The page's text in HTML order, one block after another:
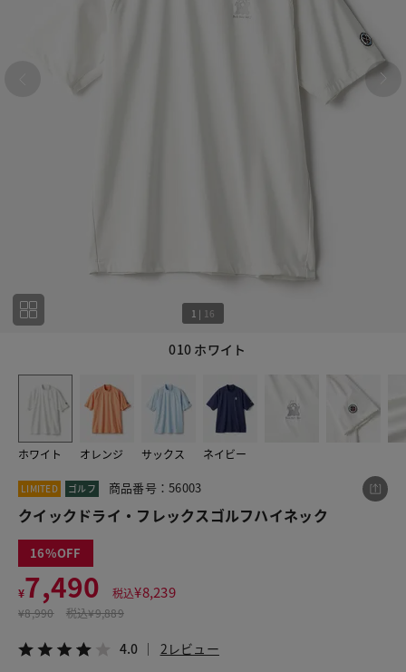
010 ホワイト
1 | 16
ホワイト オレンジ サックス ネイビー
LIMITED ゴルフ 商品番号：56003
クイックドライ・フレックスゴルフハイネック
16
¥7,490 税込¥8,239
¥8,990 税込¥9,889
4.0 2レビュー
この商品をシェアする
クイックドライ・フレックスゴルフハイネック
LINE X